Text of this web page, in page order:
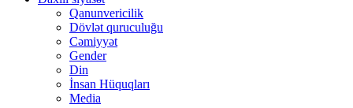
Qanunvericilik
Dövlət quruculuğu
Cəmiyyət
Gender
Din
İnsan Hüquqları
Media